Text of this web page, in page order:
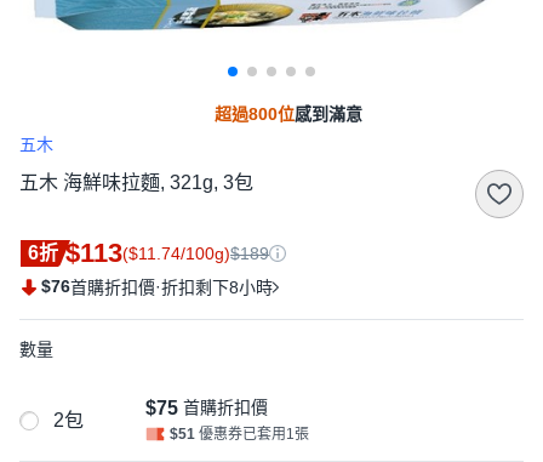
超過800位感到滿意
五木
五木 海鮮味拉麵, 321g, 3包
6折 $113($11.74/100g)$189
$76首購折扣價·折扣剩下8小時
數量
2包
$75 首購折扣價
$51 優惠券已套用1張